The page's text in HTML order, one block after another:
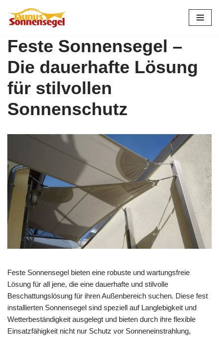
Zum
springen
Feste Sonnensegel –
Die dauerhafte Lösung
für stilvollen
Sonnenschutz
Feste Sonnensegel bieten eine robuste und wartungsfreie
Lösung für all jene, die eine dauerhafte und stilvolle
Beschattungslösung für ihren Außenbereich suchen. Diese fest
installierten Sonnensegel sind speziell auf Langlebigkeit und
Wetterbeständigkeit ausgelegt und bieten durch ihre flexible
Einsatzfähigkeit nicht nur Schutz vor Sonneneinstrahlung,